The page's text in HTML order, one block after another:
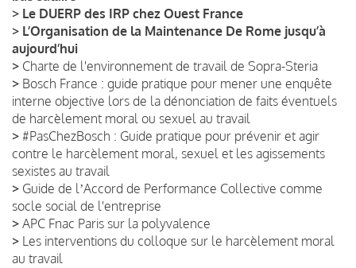
> Le DUERP des IRP chez Ouest France
> L’Organisation de la Maintenance De Rome jusqu’à
aujourd’hui
> Charte de l'environnement de travail de Sopra-Steria
> Bosch France : guide pratique pour mener une enquête
interne objective lors de la dénonciation de faits éventuels
de harcèlement moral ou sexuel au travail
> #PasChezBosch : Guide pratique pour prévenir et agir
contre le harcèlement moral, sexuel et les agissements
sexistes au travail
> Guide de lʼAccord de Performance Collective comme
socle social de l'entreprise
> APC Fnac Paris sur la polyvalence
> Les interventions du colloque sur le harcèlement moral
au travail